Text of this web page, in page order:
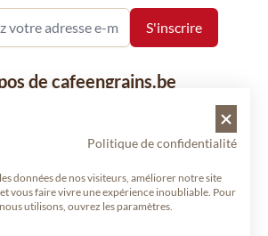
de cafeengrains.be
à base de café, de renommée
et internationale, tels que le café,
de café, le café moulu et les
de café, garants de qualité.
Politique de confidentialité
données de nos visiteurs, améliorer notre site
vous faire vivre une expérience inoubliable. Pour
utilisons, ouvrez les paramètres.